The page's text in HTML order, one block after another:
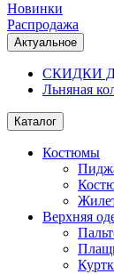
Новинки
Распродажа
Актуальное
СКИДКИ
Льняная
Каталог
Костюмы
Верхняя